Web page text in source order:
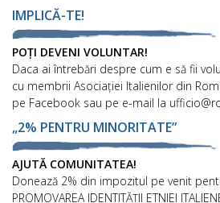
IMPLICĂ-TE!
POȚI DEVENI VOLUNTAR!
Daca ai întrebări despre cum e să fii
cu membrii Asociației Italienilor din
pe Facebook sau pe e-mail la
„2% PENTRU MINORITATE”
AJUTĂ COMUNITATEA!
Donează 2% din impozitul pe venit
PROMOVAREA IDENTITĂȚII ETNIEI